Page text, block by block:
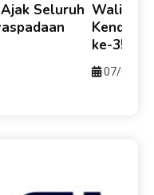
Ajak Seluruh Walikota
Kendari-
ke-357
07/08/